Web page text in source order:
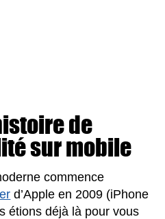
de
sur mobile
commence
d’Apple en 2009 (iPhone
étions déjà là pour vous